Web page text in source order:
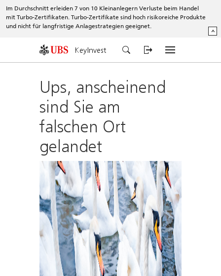
Im Durchschnitt erleiden 7 von 10 Kleinanlegern Verluste beim Handel
mit Turbo-Zertifikaten. Turbo-Zertifikate sind hoch risikoreiche Produkte
und nicht für langfristige Anlagestrategien geeignet.
^
KeyInvest
Ups, anscheinend
sind Sie am
falschen Ort
gelandet